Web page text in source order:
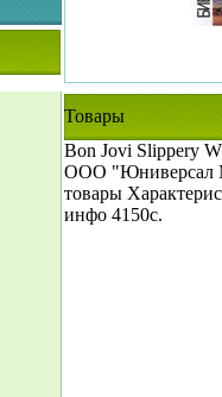
Товары
Bon Jovi Slippery
ООО "Юниверсал
товары
инфо 4150c.